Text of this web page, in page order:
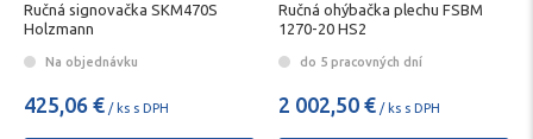
Ručná signovačka SKM470S
Holzmann
Na objednávku
425,06 € / ks s DPH
Ručná ohýbačka plechu FSBM
1270-20 HS2
do 5 pracovných dní
2 002,50 € / ks s DPH